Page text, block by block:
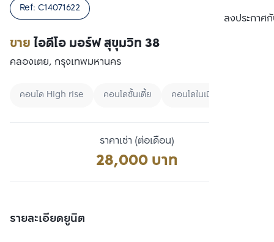
ลงประกาศกั
ขายไอดีโอ มอร์ฟ สุขุมวิท 38
Ref: C14071622
คลองเตย, กรุงเทพมหานคร
คอนโด High rise คอนโดชั้นเตี้ย คอนโดในเมือง
ราคาเช่า (ต่อเดือน)
28,000 บาท
รายละเอียดยูนิต